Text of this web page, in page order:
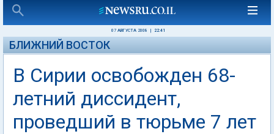
07 АВГУСТА 2008 22:41
БЛИЖНИЙ ВОСТОК
В Сирии освобожден 68-
летний диссидент,
проведший в тюрьме 7 лет